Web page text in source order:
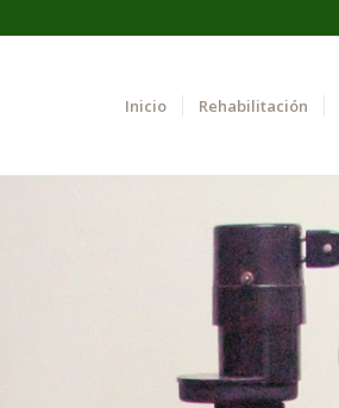
Inicio Rehabilitación